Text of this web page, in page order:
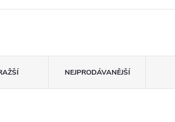
NEJPRODÁVANĚJŠÍ